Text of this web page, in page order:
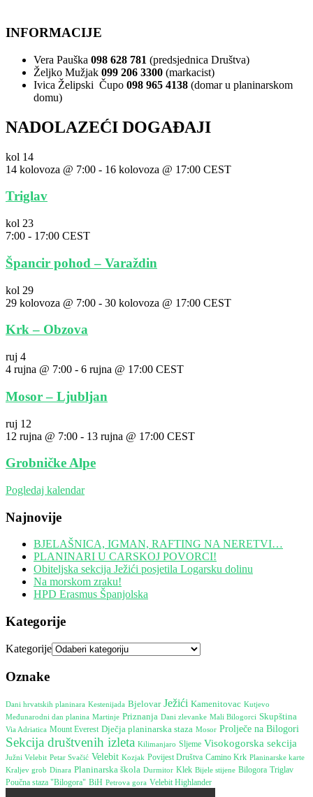
INFORMACIJE
Vera Pauška 098 628 781 (predsjednica Društva)
Željko Mužjak 099 206 3300 (markacist)
Ivica Želipski Čupo 098 965 4138 (domar u planinarskom
domu)
NADOLAZEĆI DOGAĐAJI
kol 14
14 kolovoza @ 7:00 - 16 kolovoza @ 17:00 CEST
Triglav
kol 23
7:00 - 17:00 CEST
Špancir pohod – Varaždin
kol 29
29 kolovoza @ 7:00 - 30 kolovoza @ 17:00 CEST
Krk – Obzova
ruj 4
4 rujna @ 7:00 - 6 rujna @ 17:00 CEST
Mosor – Ljubljan
ruj 12
12 rujna @ 7:00 - 13 rujna @ 17:00 CEST
Grobničke Alpe
Pogledaj kalendar
Najnovije
BJELAŠNICA, IGMAN, RAFTING NA NERETVI…
PLANINARI U CARSKOJ POVORCI!
Obiteljska sekcija Ježići posjetila Logarsku dolinu
Na morskom zraku!
HPD Erasmus Španjolska
Kategorije
Kategorije
Oznake
Dani hrvatskih planinara Kestenijada Bjelovar Ježići Kamenitovac Kutjevo
Međunarodni dan planina Martinje Priznanja Dani zlevanke Mali Bilogorci Skupština
Via Adriatica Mount Everest Dječja planinarska staza Mosor Prolječe na Bilogori
Sekcija društvenih izleta Kilimanjaro Sljeme Visokogorska sekcija
Južni Velebit Petar Svačić Velebit Kozjak Povijest Društva Camino Krk Planinarske karte
Kraljev grob Dinara Planinarska škola Durmitor Klek Bijele stijene Bilogora Triglav
Poučna staza "Bilogora" BiH Petrova gora Velebit Highlander